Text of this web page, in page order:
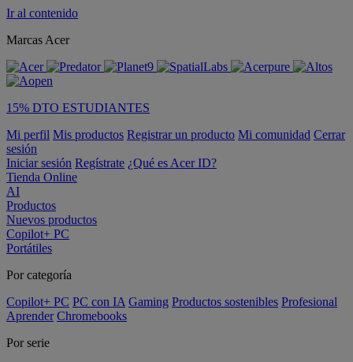
Ir al contenido
Marcas Acer
15% DTO ESTUDIANTES
Mi perfil Mis productos Registrar un producto Mi comunidad Cerrar
sesión
Iniciar sesión Regístrate ¿Qué es Acer ID?
Tienda Online
AI
Productos
Nuevos productos
Copilot+ PC
Portátiles
Por categoría
Copilot+ PC PC con IA Gaming Productos sostenibles Profesional
Aprender Chromebooks
Por serie